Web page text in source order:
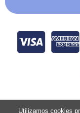
Utilizamos cookies